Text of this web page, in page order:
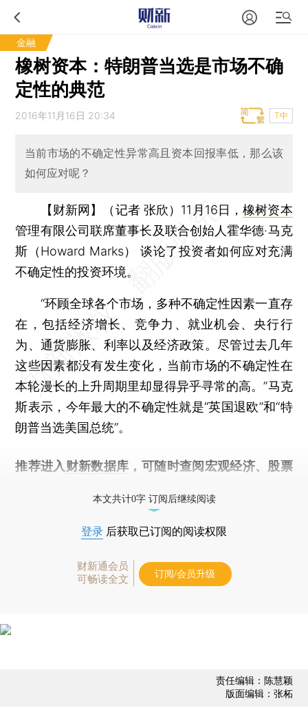
金融
橡树资本：特朗普当选是市场不确
定性的典范
2016年11月16日 20:34 T中
当前市场的不确定性异常高且资本回报率低，那么该
如何应对呢？
【财新网】（记者 张欣） 11月16日，橡树资本
管理有限公司联席董事长及联合创始人霍华德·马克
斯（Howard Marks） 谈论了投资者如何应对充满
不确定性的投资环境。
“环顾全球各个市场，多种不确定性因素一直存
在，包括经济增长、竞争力、就业机会、央行行
为、通货膨胀、利率以及经济政策。尽管过去几年
这些因素都没有发生变化，当前市场的不确定性在
本轮漫长的上升周期里却显得异乎寻常的高。”马克
斯表示，今年最大的不确定性就是“英国退欧”和“特
朗普当选美国总统”。
推荐进入 财新数据库 ，可随时查阅宏观经济、股票
本文共计0字 订阅后继续阅读
登录 后获取已订阅的阅读权限
财新通会员
可畅读全文
订阅/会员升级
责任编辑：陈慧颖
版面编辑：张柘